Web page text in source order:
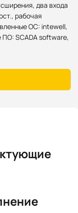
два входа
рабочая
ОС: intewell,
ПО: SCADA softwarе,